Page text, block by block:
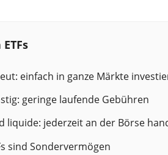
einfach in ganze Märkte
geringe laufende Gebühren
liquide: jederzeit an der Börse
sind Sondervermögen